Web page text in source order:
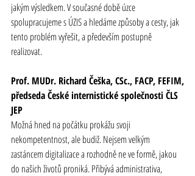
jakým výsledkem. V současné době úzce
spolupracujeme s ÚZIS a hledáme způsoby a cesty, jak
tento problém vyřešit, a především postupně
realizovat.
Prof. MUDr. Richard Češka, CSc., FACP, FEFIM,
předseda České internistické společnosti ČLS
JEP
Možná hned na počátku prokážu svoji
nekompetentnost, ale budiž. Nejsem velkým
zastáncem digitalizace a rozhodně ne ve formě, jakou
do našich životů proniká. Přibývá administrativa,